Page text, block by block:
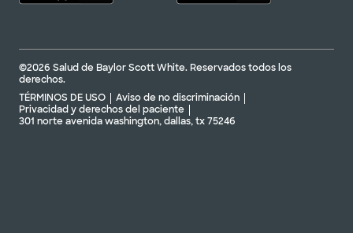
©2026 Salud de Baylor Scott White. Reservados todos los
derechos.
TÉRMINOS DE USO
Aviso de no discriminación
Privacidad y derechos del paciente
301 norte avenida washington, dallas, tx 75246